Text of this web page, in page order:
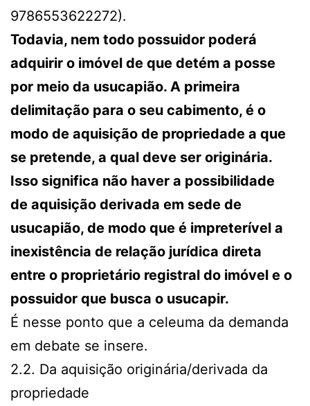
9786553622272).
Todavia, nem todo possuidor poderá
adquirir o imóvel de que detém a posse
por meio da usucapião. A primeira
delimitação para o seu cabimento, é o
modo de aquisição de propriedade a que
se pretende, a qual deve ser originária.
Isso significa não haver a possibilidade
de aquisição derivada em sede de
usucapião, de modo que é impreterível a
inexistência de relação jurídica direta
entre o proprietário registral do imóvel e o
possuidor que busca o usucapir.
É nesse ponto que a celeuma da demanda
em debate se insere.
2.2. Da aquisição originária/derivada da
propriedade